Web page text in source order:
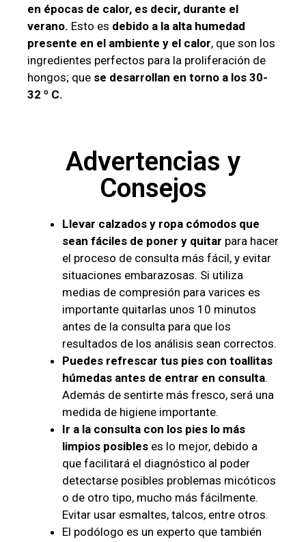
en épocas de calor, es decir, durante el
verano. Esto es debido a la alta humedad
presente en el ambiente y el calor, que son los
ingredientes perfectos para la proliferación de
hongos; que se desarrollan en torno a los 30-
32 º C.
Advertencias y
Consejos
Llevar calzados y ropa cómodos que
sean fáciles de poner y quitar para hacer
el proceso de consulta más fácil, y evitar
situaciones embarazosas. Si utiliza
medias de compresión para varices es
importante quitarlas unos 10 minutos
antes de la consulta para que los
resultados de los análisis sean correctos.
Puedes refrescar tus pies con toallitas
húmedas antes de entrar en consulta.
Además de sentirte más fresco, será una
medida de higiene importante.
Ir a la consulta con los pies lo más
limpios posibles es lo mejor, debido a
que facilitará el diagnóstico al poder
detectarse posibles problemas micóticos
o de otro tipo, mucho más fácilmente.
Evitar usar esmaltes, talcos, entre otros.
El podólogo es un experto que también